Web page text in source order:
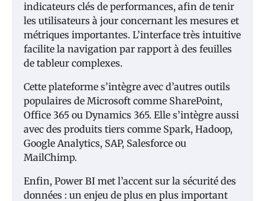
indicateurs clés de performances, afin de tenir
les utilisateurs à jour concernant les mesures et
métriques importantes. L’interface très intuitive
facilite la navigation par rapport à des feuilles
de tableur complexes.
Cette plateforme s’intègre avec d’autres outils
populaires de Microsoft comme SharePoint,
Office 365 ou Dynamics 365. Elle s’intègre aussi
avec des produits tiers comme Spark, Hadoop,
Google Analytics, SAP, Salesforce ou
MailChimp.
Enfin, Power BI met l’accent sur la sécurité des
données : un enjeu de plus en plus important